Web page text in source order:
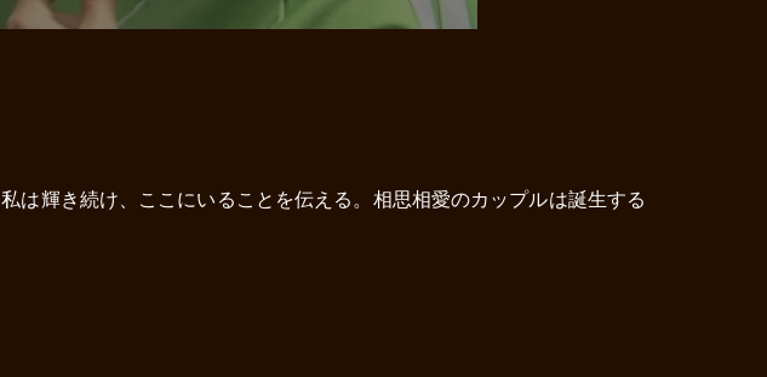
輝き続け、ここにいることを伝える。相思相愛のカップルは誕生する